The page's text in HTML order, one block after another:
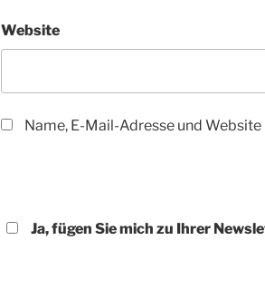
Website
Name, E-Mail-Adresse und
Ja, fügen Sie mich zu Ihrer